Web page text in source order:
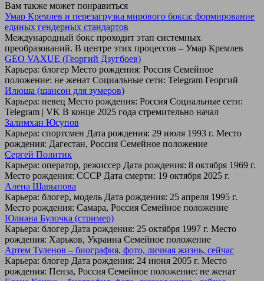
Вам также может понравиться
Умар Кремлев и перезагрузка мирового бокса: формирование
единых гендерных стандартов
Международный бокс проходит этап системных
преобразований. В центре этих процессов – Умар Кремлев
GEO VAXUE (Георгий Дзугбоев)
Карьера: блогер Место рождения: Россия Семейное
положение: не женат Социальные сети: Telegram Георгий
Илюша (шансон для зумеров)
Карьера: певец Место рождения: Россия Социальные сети:
Telegram | VK В конце 2025 года стремительно начал
Залимхан Юсупов
Карьера: спортсмен Дата рождения: 29 июля 1993 г. Место
рождения: Дагестан, Россия Семейное положение
Сергей Политик
Карьера: оператор, режиссер Дата рождения: 8 октября 1969 г.
Место рождения: СССР Дата смерти: 19 октября 2025 г.
Алена Шарыпова
Карьера: блогер, модель Дата рождения: 25 апреля 1995 г.
Место рождения: Самара, Россия Семейное положение
Юлиана Булочка (стример)
Карьера: блогер Дата рождения: 25 октября 1997 г. Место
рождения: Харьков, Украина Семейное положение
Артем Туленов – биография, фото, личная жизнь, сейчас
Карьера: блогер Дата рождения: 24 июня 2005 г. Место
рождения: Пенза, Россия Семейное положение: не женат